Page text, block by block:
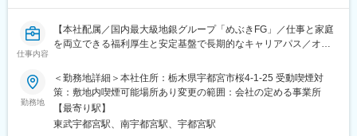
のご提案まで、ワンチームで取り組んでいます。
☆選べる転勤制度☆
・転居を伴う転勤有のFコース
■デジタル化への取り組み
近年は非対面チャネル（インターネットバンキング、足利銀行ア
プリなど）の充実に力を入れており、利便性の高いサービスを提
仕事内容
【本社配属／国内最大級地銀グループ「めぶきFG」／仕事と家庭
を両立できる福利厚生と安定基盤で長期的なキャリアパス／オフ
■業務内容
・法人コンサルティング部（本部）に所属し、法人のお客さまに
向けて中期経営計画や事業計画などの策定支援を担当いただきま
す。また、弊行ではコンサルティング業務の一環として地元のお
勤務地
＜勤務地詳細＞本社住所：栃木県宇都宮市桜4-1-25 受動喫煙対
策：敷地内喫煙可能場所あり変更の範囲：会社の定める事業所
【最寄り駅】
東武宇都宮駅、南宇都宮駅、宇都宮駅